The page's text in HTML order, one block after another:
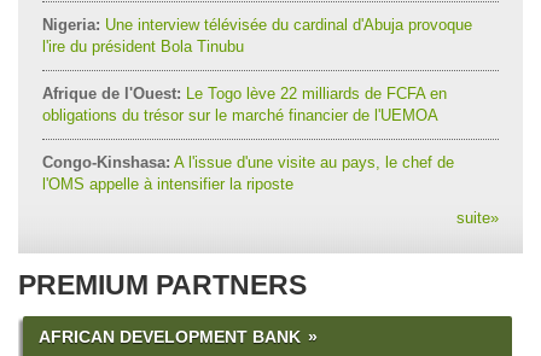
Nigeria: Une interview télévisée du cardinal d'Abuja provoque
l'ire du président Bola Tinubu
Afrique de l'Ouest: Le Togo lève 22 milliards de FCFA en
obligations du trésor sur le marché financier de l'UEMOA
Congo-Kinshasa: A l'issue d'une visite au pays, le chef de
l'OMS appelle à intensifier la riposte
suite»
PREMIUM PARTNERS
AFRICAN DEVELOPMENT BANK